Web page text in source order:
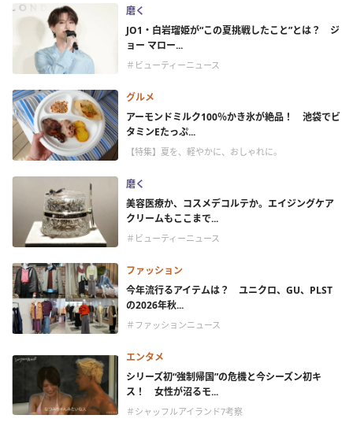
磨く
JO1・白岩瑠姫が“この夏挑戦したこと”とは？ ジ
ョー マロー...
＃ビューティーニュース
グルメ
アーモンドミルク100％かき氷が絶品！ 池袋でビ
タミンEたっぷ...
【特集】夏を、軽やかに、おしゃれに。
磨く
美容医療か、コスメデコルテか。エイジングケア
クリームもここまで...
＃ビューティーニュース
ファッション
今年流行るアイテムは？ ユニクロ、GU、PLST
の2026年秋...
＃ファッションニュース
エンタメ
シリーズ初“強制帰国”の危機と今シーズン初キ
ス！ 女性が沼るモ...
＃シャッフルアイランド7考察